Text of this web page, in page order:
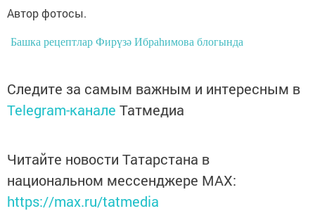
Автор фотосы.
Башка рецептлар Фирүзә Ибраһимова блогында
Следите за самым важным и интересным в
Telegram-канале Татмедиа
Читайте новости Татарстана в
национальном мессенджере MАХ:
https://max.ru/tatmedia